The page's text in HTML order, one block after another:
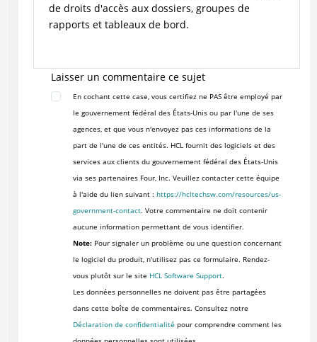
de droits d'accès aux dossiers, groupes de
rapports et tableaux de bord.
Laisser un commentaire ce sujet
En cochant cette case, vous certifiez ne PAS être employé par
le gouvernement fédéral des États-Unis ou par l'une de ses
agences, et que vous n'envoyez pas ces informations de la
part de l'une de ces entités. HCL fournit des logiciels et des
services aux clients du gouvernement fédéral des États-Unis
via ses partenaires Four, Inc. Veuillez contacter cette équipe
à l'aide du lien suivant : https://hcltechsw.com/resources/us-
government-contact. Votre commentaire ne doit contenir
aucune information permettant de vous identifier.
Note:Pour signaler un problème ou une question concernant
le logiciel du produit, n'utilisez pas ce formulaire. Rendez-
vous plutôt sur le site HCL Software Support.
Les données personnelles ne doivent pas être partagées
dans cette boîte de commentaires. Consultez notre
Déclaration de confidentialité pour comprendre comment les